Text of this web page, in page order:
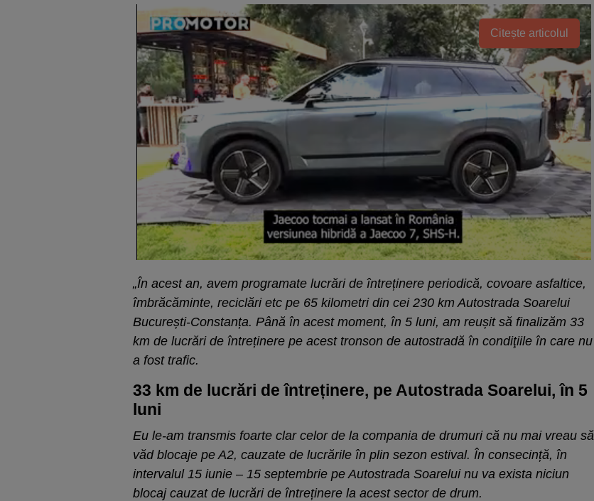
Citește articolul
„În acest an, avem programate lucrări de întreținere periodică, covoare asfaltice,
îmbrăcăminte, reciclări etc pe 65 kilometri din cei 230 km Autostrada Soarelui
București-Constanța. Până în acest moment, în 5 luni, am reușit să finalizăm 33
km de lucrări de întreținere pe acest tronson de autostradă în condiţiile în care nu
a fost trafic.
33 km de lucrări de întreținere, pe Autostrada Soarelui, în 5
luni
Eu le-am transmis foarte clar celor de la compania de drumuri că nu mai vreau să
văd blocaje pe A2, cauzate de lucrările în plin sezon estival. În consecință, în
intervalul 15 iunie – 15 septembrie pe Autostrada Soarelui nu va exista niciun
blocaj cauzat de lucrări de întreținere la acest sector de drum.